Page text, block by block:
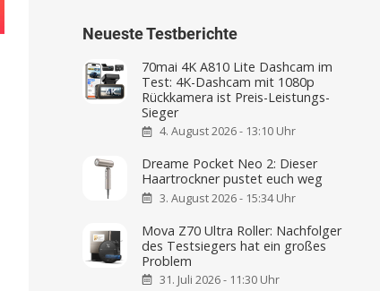
Neueste Testberichte
70mai 4K A810 Lite Dashcam im
Test: 4K-Dashcam mit 1080p
Rückkamera ist Preis-Leistungs-
Sieger
4. August 2026 - 13:10 Uhr
Dreame Pocket Neo 2: Dieser
Haartrockner pustet euch weg
3. August 2026 - 15:34 Uhr
Mova Z70 Ultra Roller: Nachfolger
des Testsiegers hat ein großes
Problem
31. Juli 2026 - 11:30 Uhr